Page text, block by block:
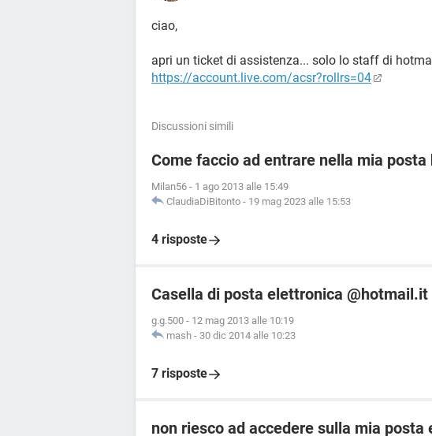
ciao,
apri un ticket di assistenza... solo lo staff di
https://account.live.com/acsr?rollrs=04
Discussioni simili
Come faccio ad entrare nella mia
Milan56 - 1 ago 2013 alle 15:49
ClaudiaDiBitonto - 19 mag 2023 alle 15:53
4 risposte
Casella di posta elettronica @hotmail.it
g.g.500 - 12 mag 2013 alle 10:19
mash - 30 dic 2014 alle 10:23
7 risposte
non riesco ad accedere sulla mia